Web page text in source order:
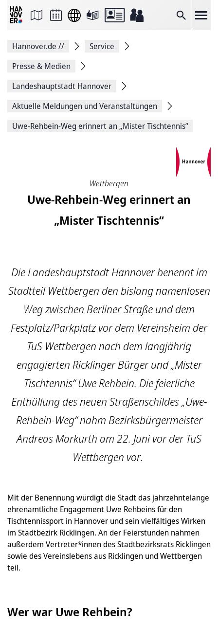
Suche
Seite
Facebook
teilen
Seitenlink
Seite
Hannover.de //
Service
Presse & Medien
Landeshauptstadt Hannover
Aktuelle Meldungen und Veranstaltungen
Uwe-Rehbein-Weg erinnert an „Mister Tischtennis“
Wettbergen
Uwe-Rehbein-Weg erinnert an
„Mister Tischtennis“
Die Landeshauptstadt Hannover benennt im
Stadtteil Wettbergen den bislang namenlosen
Weg zwischen Berliner Straße und dem
Festplatz/Parkplatz vor dem Vereinsheim der
TuS Wettbergen nach dem langjährig
engagierten Ricklinger Bürger und „Mister
Tischtennis“ Uwe Rehbein. Die feierliche
Enthüllung des neuen Straßenschildes „Uwe-
Rehbein-Weg“ nahm Bezirksbürgermeister
Andreas Markurth am 22. Juni vor der TuS
Wettbergen vor.
Mit der Benennung würdigt die Stadt das jahrzehntelange
ehrenamtliche Engagement Uwe Rehbeins für den
Tischtennissport in Hannover und sein vielfältiges Wirken
im Stadtbezirk Ricklingen. An der Feierstunden nahmen
außerdem Vertreter*innen des Stadtbezirksrats Ricklingen
sowie des Vereinslebens aus Ricklingen und Wettbergen
teil.
Wer war Uwe Rehbein?